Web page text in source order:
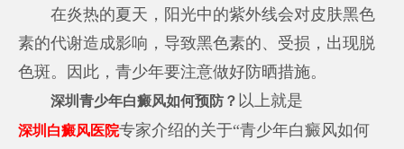
在炎热的夏天，阳光中的紫外线会对皮肤黑色
素的代谢造成影响，导致黑色素的、受损，出现脱
色斑。因此，青少年要注意做好防晒措施。
深圳青少年白癜风如何预防？ 以上就是
深圳白癜风医院专家介绍的关于“青少年白癜风如何